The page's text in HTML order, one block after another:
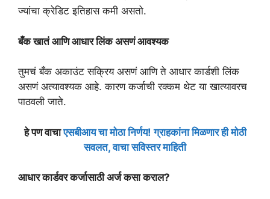
ज्यांचा क्रेडिट इतिहास कमी असतो.
बँक खातं आणि आधार लिंक असणं आवश्यक
तुमचं बँक अकाउंट सक्रिय असणं आणि ते आधार कार्डशी लिंक
असणं अत्यावश्यक आहे. कारण कर्जाची रक्कम थेट या खात्यावरच
पाठवली जाते.
हे पण वाचाएसबीआय चा मोठा निर्णय! ग्राहकांना मिळणार ही मोठी
सवलत, वाचा सविस्तर माहिती
आधार कार्डवर कर्जासाठी अर्ज कसा कराल?